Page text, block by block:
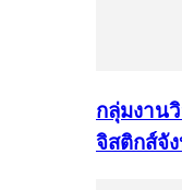
กลุ่มงาน
จิสติกส์จั